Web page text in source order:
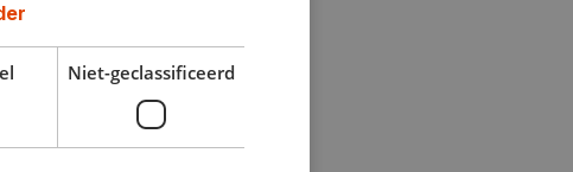
Niet-geclassificeerd